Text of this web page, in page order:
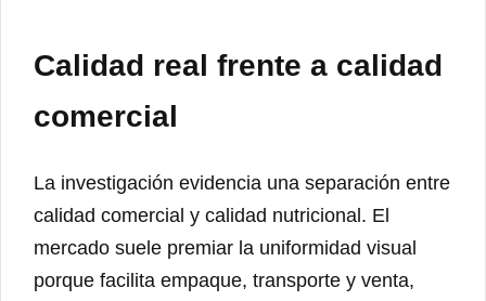
Calidad real frente a calidad
comercial
La investigación evidencia una separación entre
calidad comercial y calidad nutricional. El
mercado suele premiar la uniformidad visual
porque facilita empaque, transporte y venta,